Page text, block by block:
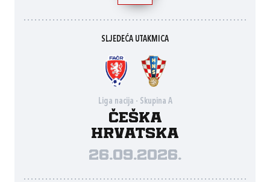
SLJEDEĆA UTAKMICA
Liga nacija - Skupina A
Češka
Hrvatska
26.09.2026.